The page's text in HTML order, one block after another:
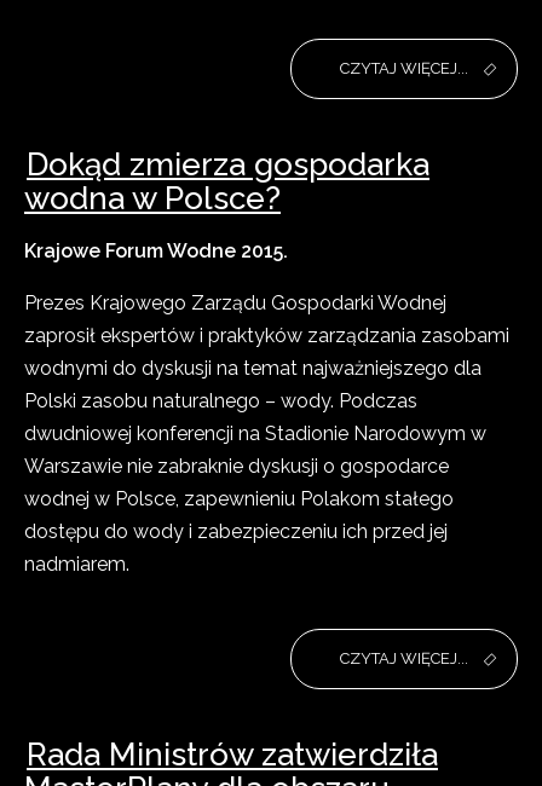
CZYTAJ WIĘCEJ...
Dokąd zmierza gospodarka
wodna w Polsce?
Krajowe Forum Wodne 2015.
Prezes Krajowego Zarządu Gospodarki Wodnej
zaprosił ekspertów i praktyków zarządzania zasobami
wodnymi do dyskusji na temat najważniejszego dla
Polski zasobu naturalnego – wody. Podczas
dwudniowej konferencji na Stadionie Narodowym w
Warszawie nie zabraknie dyskusji o gospodarce
wodnej w Polsce, zapewnieniu Polakom stałego
dostępu do wody i zabezpieczeniu ich przed jej
nadmiarem.
CZYTAJ WIĘCEJ...
Rada Ministrów zatwierdziła